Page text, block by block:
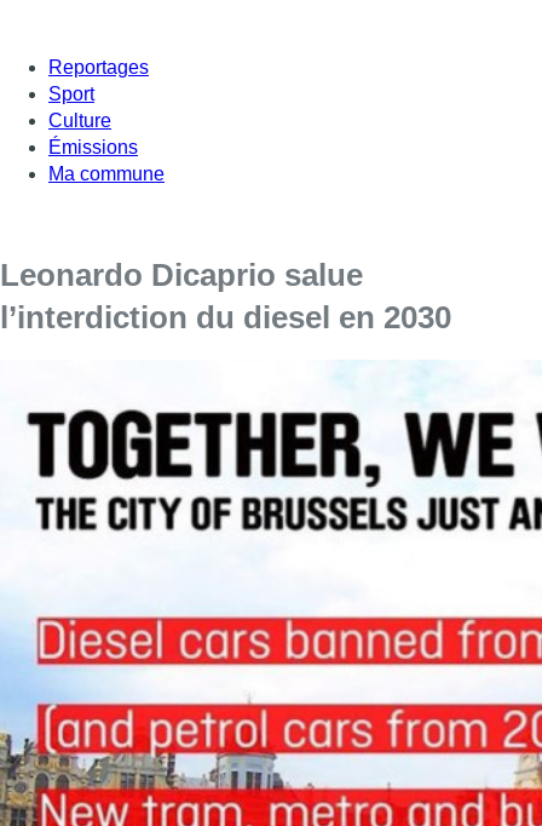
Reportages
Sport
Culture
Émissions
Ma commune
Leonardo Dicaprio salue
l’interdiction du diesel en 2030